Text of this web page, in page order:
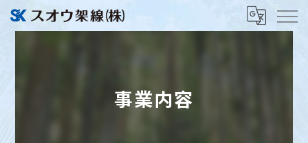
事業内容